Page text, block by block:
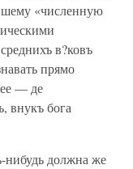
«численную
в?ковъ
прямо
ее — де
внукъ бога
нибудь должна же